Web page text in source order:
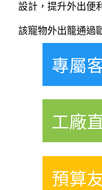
設計，提升外出便
該寵物外出籠通過
專屬
工廠
預算